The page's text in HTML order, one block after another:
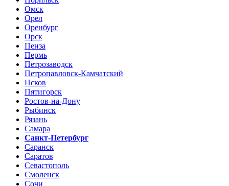
Омск
Орел
Оренбург
Орск
Пенза
Пермь
Петрозаводск
Петропавловск-Камчатский
Псков
Пятигорск
Ростов-на-Дону
Рыбинск
Рязань
Самара
Санкт-Петербург
Саранск
Саратов
Севастополь
Смоленск
Сочи